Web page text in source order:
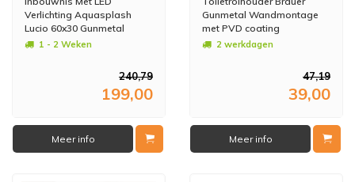
Verlichting Aquasplash
Lucio 60x30 Gunmetal
1 - 2 Weken
240,79
199,00
Meer info
Gunmetal Wandmontage
met PVD coating
Geborsteld Gunmetal
2 werkdagen
47,19
39,00
Meer info